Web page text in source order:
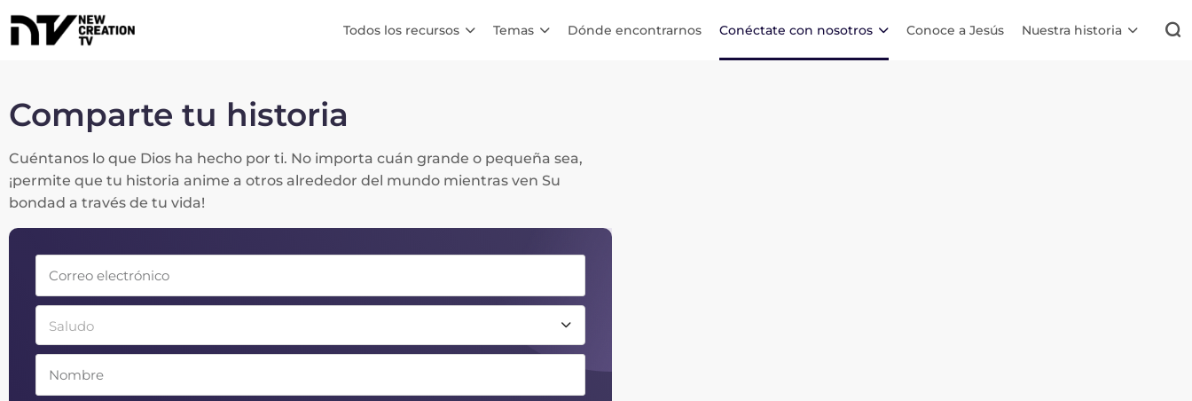
Todos los recursos Temas Dónde encontrarnos Conéctate con nosotros Conoce a Jesús Nuestra historia
Comparte tu historia
Cuéntanos lo que Dios ha hecho por ti. No importa cuán grande o pequeña sea,
¡permite que tu historia anime a otros alrededor del mundo mientras ven Su
bondad a través de tu vida!
Saludo